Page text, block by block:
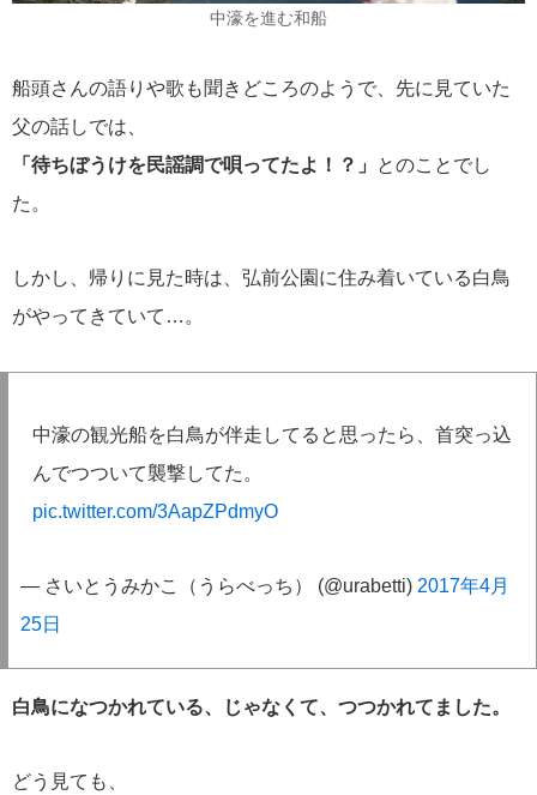
中濠を進む和船
船頭さんの語りや歌も聞きどころのようで、先に見ていた
父の話しでは、
「待ちぼうけを民謡調で唄ってたよ！？」
とのことでし
た。
しかし、帰りに見た時は、弘前公園に住み着いている白鳥
がやってきていて…。
中濠の観光船を白鳥が伴走してると思ったら、首突っ込
んでつついて襲撃してた。
pic.twitter.com/3AapZPdmyO
— さいとうみかこ（うらべっち） (@urabetti) 2017年4月
25日
白鳥になつかれている、じゃなくて、つつかれてました。
どう見ても、